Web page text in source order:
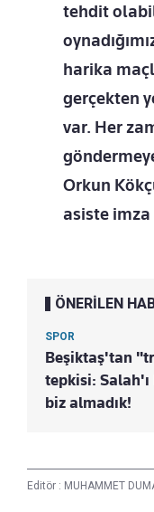
tehdit
harika
gerçekten
var. Her
Orkun
asiste imza
ÖNERİLEN
SPOR
Beşiktaş'tan
tepkisi:
biz almadık!
Editör : MUHAMMET